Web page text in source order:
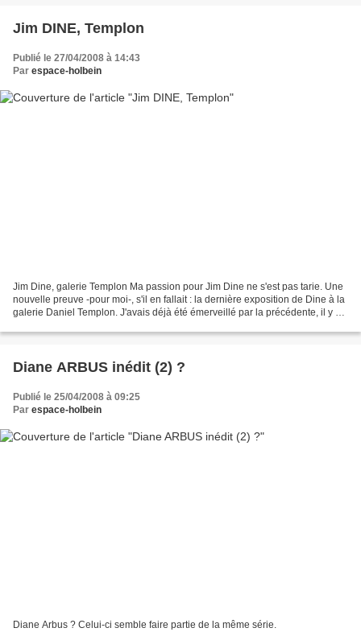
Jim DINE, Templon
Publié le 27/04/2008 à 14:43
Par espace-holbein
Jim Dine, galerie Templon Ma passion pour Jim Dine ne s'est pas tarie. Une
nouvelle preuve -pour moi-, s'il en fallait : la dernière exposition de Dine à la
galerie Daniel Templon. J'avais déjà été émerveillé par la précédente, il y a
Diane ARBUS inédit (2) ?
Publié le 25/04/2008 à 09:25
Par espace-holbein
Diane Arbus ? Celui-ci semble faire partie de la même série.